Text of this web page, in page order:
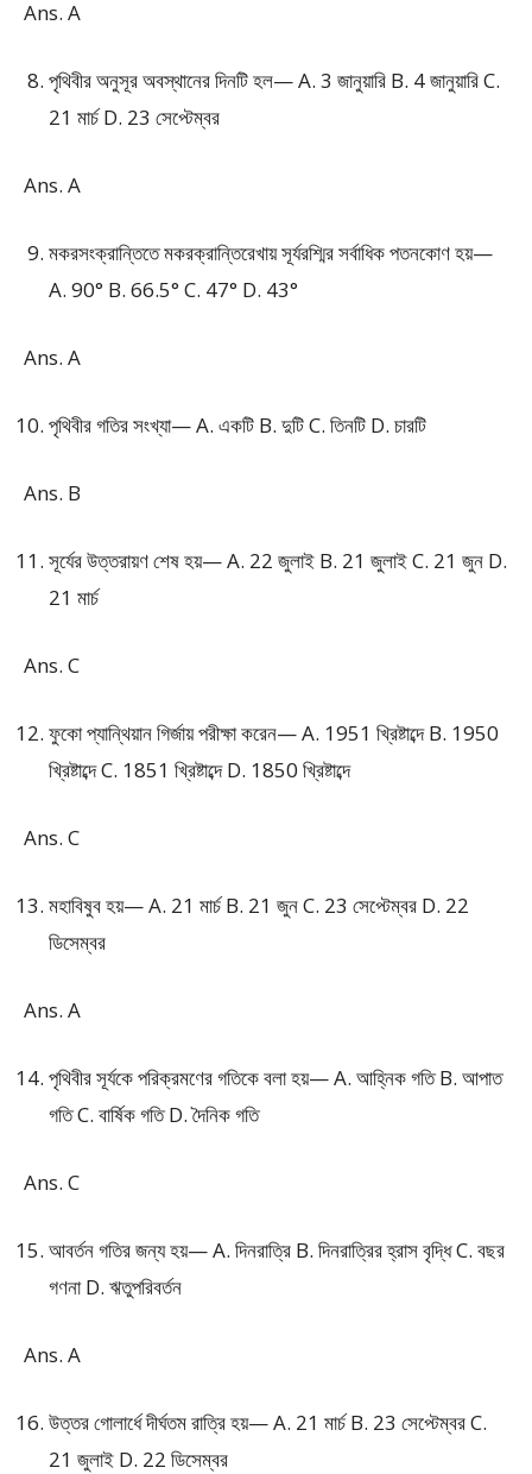
Ans. A
পৃথিবীর অনুসূর অবস্থানের দিনটি হল— A. 3 জানুয়ারি B. 4 জানুয়ারি C.
21 মার্চ D. 23 সেপ্টেম্বর
Ans. A
মকরসংক্রান্তিতে মকরক্রান্তিরেখায় সূর্যরশ্মির সর্বাধিক পতনকোণ হয়—
A. 90° B. 66.5° C. 47° D. 43°
Ans. A
পৃথিবীর গতির সংখ্যা— A. একটি B. দুটি C. তিনটি D. চারটি
Ans. B
সূর্যের উত্তরায়ণ শেষ হয়— A. 22 জুলাই B. 21 জুলাই C. 21 জুন D.
21 মার্চ
Ans. C
ফুকো প্যান্থিয়ান গির্জায় পরীক্ষা করেন— A. 1951 খ্রিষ্টাব্দে B. 1950
খ্রিষ্টাব্দে C. 1851 খ্রিষ্টাব্দে D. 1850 খ্রিষ্টাব্দে
Ans. C
মহাবিষুব হয়— A. 21 মার্চ B. 21 জুন C. 23 সেপ্টেম্বর D. 22
ডিসেম্বর
Ans. A
পৃথিবীর সূর্যকে পরিক্রমণের গতিকে বলা হয়— A. আহ্নিক গতি B. আপাত
গতি C. বার্ষিক গতি D. দৈনিক গতি
Ans. C
আবর্তন গতির জন্য হয়— A. দিনরাত্রি B. দিনরাত্রির হ্রাস বৃদ্ধি C. বছর
গণনা D. ঋতুপরিবর্তন
Ans. A
উত্তর গোলার্ধে দীর্ঘতম রাত্রি হয়— A. 21 মার্চ B. 23 সেপ্টেম্বর C.
21 জুলাই D. 22 ডিসেম্বর